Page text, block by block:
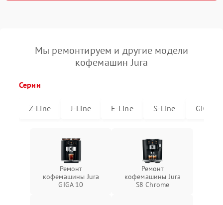
Мы ремонтируем и другие модели
кофемашин Jura
Серии
Z-Line J-Line E-Line S-Line GIGA
Ремонт
кофемашины Jura
GIGA 10
Ремонт
кофемашины Jura
S8 Chrome